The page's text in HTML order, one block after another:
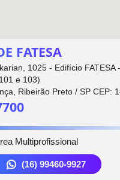
FATESA
1025 - Edifício FATESA -
e 103)
Ribeirão Preto / SP CEP:
Multiprofissional
(16) 99460-9927